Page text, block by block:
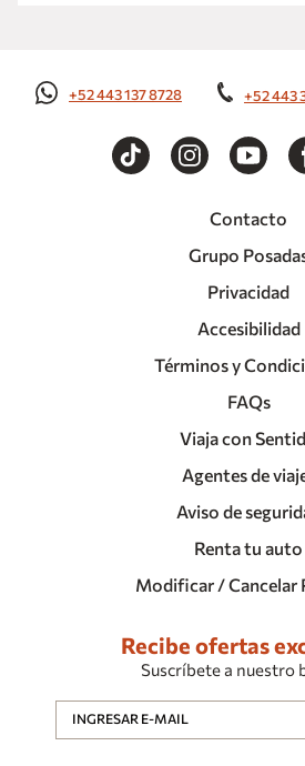
+52 443 137 8728 +52 443
Contacto
Grupo
Privacidad
Accesibilidad
Términos y
FAQs
Viaja con
Agentes de
Aviso de
Renta tu auto
Modificar / Cancelar
Recibe ofertas
Suscríbete a nuestro